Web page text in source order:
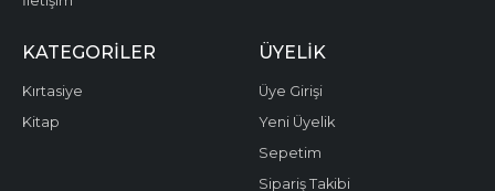
KATEGORILER
Kırtasiye
Kitap
ÜYELIK
Üye Girişi
Yeni Üyelik
Sepetim
Sipariş Takibi